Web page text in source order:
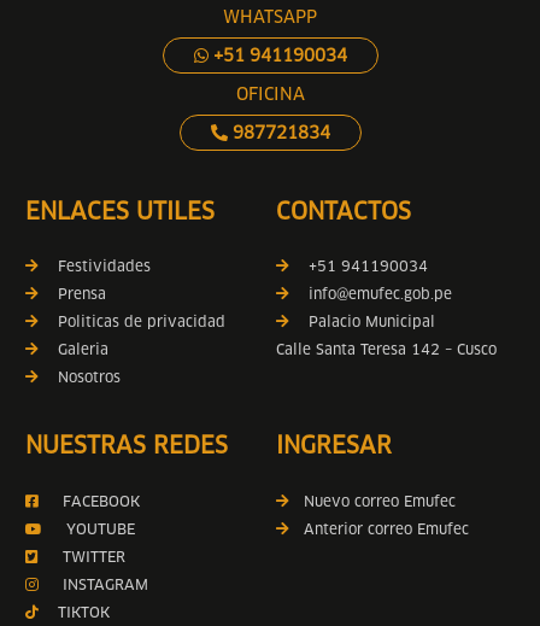
WHATSAPP
+51 941190034
OFICINA
987721834
ENLACES UTILES
Festividades
Prensa
Politicas de privacidad
Galeria
Nosotros
CONTACTOS
+51 941190034
info@emufec.gob.pe
Palacio Municipal
Calle Santa Teresa 142 – Cusco
NUESTRAS REDES
FACEBOOK
YOUTUBE
TWITTER
INSTAGRAM
TIKTOK
INGRESAR
Nuevo correo Emufec
Anterior correo Emufec